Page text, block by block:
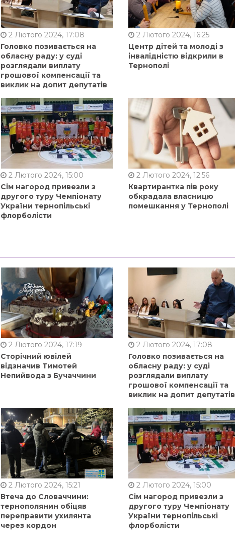
2 Лютого 2024, 17:08
Головко позивається на
обласну раду: у суді
розглядали виплату
грошової компенсації та
виклик на допит депутатів
2 Лютого 2024, 16:25
Центр дітей та молоді з
інвалідністю відкрили в
Тернополі
2 Лютого 2024, 15:00
Сім нагород привезли з
другого туру Чемпіонату
України тернопільські
флорболісти
2 Лютого 2024, 12:56
Квартирантка пів року
обкрадала власницю
помешкання у Тернополі
2 Лютого 2024, 17:19
Сторічний ювілей
відзначив Тимотей
Непийвода з Бучаччини
2 Лютого 2024, 17:08
Головко позивається на
обласну раду: у суді
розглядали виплату
грошової компенсації та
виклик на допит депутатів
2 Лютого 2024, 15:21
Втеча до Словаччини:
тернополянин обіцяв
переправити ухилянта
через кордон
2 Лютого 2024, 15:00
Сім нагород привезли з
другого туру Чемпіонату
України тернопільські
флорболісти